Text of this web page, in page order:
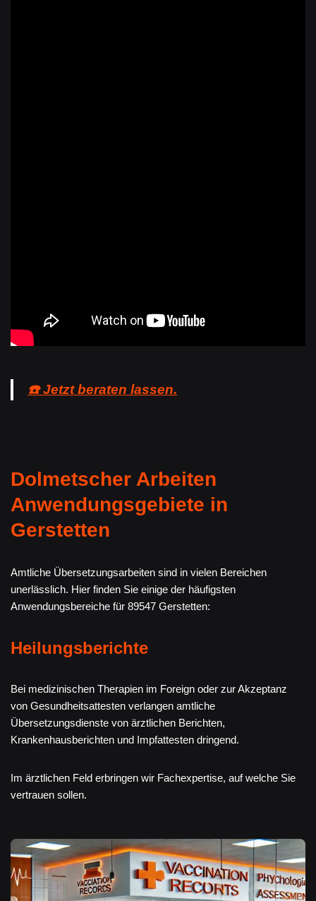
☎️ Jetzt beraten lassen.
Dolmetscher Arbeiten
Anwendungsgebiete in
Gerstetten
Amtliche Übersetzungsarbeiten sind in vielen Bereichen
unerlässlich. Hier finden Sie einige der häufigsten
Anwendungsbereiche für 89547 Gerstetten:
Heilungsberichte
Bei medizinischen Therapien im Foreign oder zur Akzeptanz
von Gesundheitsattesten verlangen amtliche
Übersetzungsdienste von ärztlichen Berichten,
Krankenhausberichten und Impfattesten dringend.
Im ärztlichen Feld erbringen wir Fachexpertise, auf welche Sie
vertrauen sollen.